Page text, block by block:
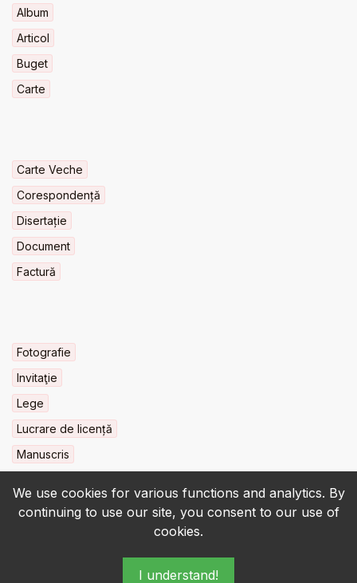
We use cookies for various functions and analytics. By
continuing to use our site, you consent to our use of
cookies.
I understand!
Album
Articol
Buget
Carte
Carte Veche
Corespondență
Disertație
Document
Factură
Fotografie
Invitaţie
Lege
Lucrare de licență
Manuscris
© 2022-2026 • BCU „Carol I” - All rights reserved.